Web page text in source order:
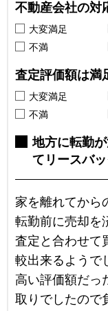
不動産会社の対
大変満足
不満
査定評価額は満
大変満足
不満
地方に転勤
てリースバッ
家を離れてから
転勤前に売却を
査定と合わせて
較出来るようで
高い評価額だっ
取りでしたので